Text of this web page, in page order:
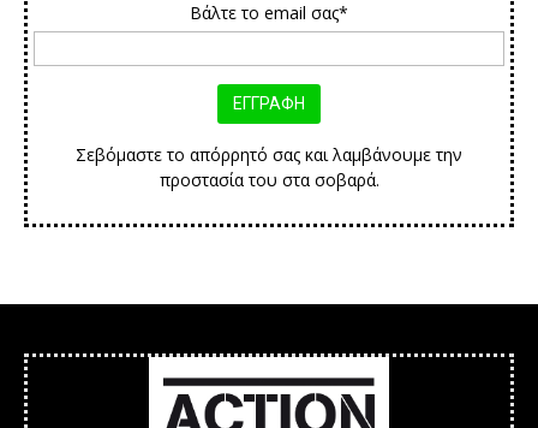
Βάλτε το email σας*
Σεβόμαστε το απόρρητό σας και λαμβάνουμε την
προστασία του στα σοβαρά.